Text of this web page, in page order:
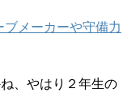
メーカーや守備力
、やはり２年生の